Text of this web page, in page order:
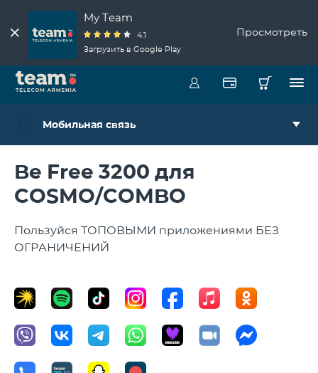
My Team
4.1
Загрузить в Google Play
Просмотреть
Мобильная связь
Be Free 3200 для
COSMO/COMBO
Пользуйся ТОПОВЫМИ приложениями БЕЗ
ОГРАНИЧЕНИЙ